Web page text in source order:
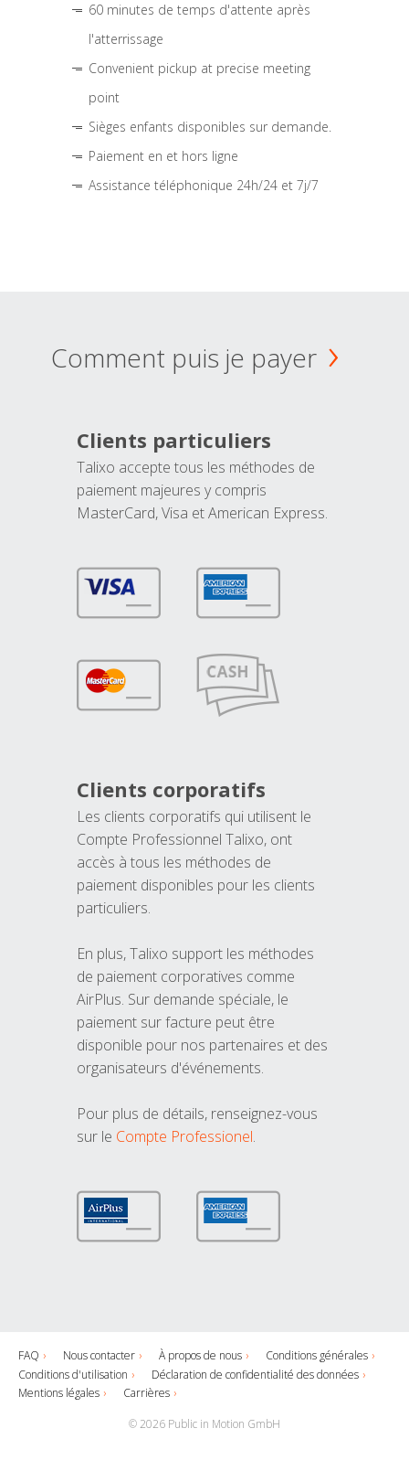
60 minutes de temps d'attente après
l'atterrissage
Convenient pickup at precise meeting
point
Sièges enfants disponibles sur demande.
Paiement en et hors ligne
Assistance téléphonique 24h/24 et 7j/7
Comment puis je payer
Clients particuliers
Talixo accepte tous les méthodes de
paiement majeures y compris
MasterCard, Visa et American Express.
Clients corporatifs
Les clients corporatifs qui utilisent le
Compte Professionnel Talixo, ont
accès à tous les méthodes de
paiement disponibles pour les clients
particuliers.
En plus, Talixo support les méthodes
de paiement corporatives comme
AirPlus. Sur demande spéciale, le
paiement sur facture peut être
disponible pour nos partenaires et des
organisateurs d'événements.
Pour plus de détails, renseignez-vous
sur le Compte Professionel.
FAQ Nous contacter À propos de nous
Conditions générales
Conditions d'utilisation
Déclaration de confidentialité des données
Mentions légales
Carrières
© 2026 Public in Motion GmbH